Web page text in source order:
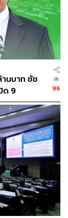
นบาท ชัช
ด 9
96